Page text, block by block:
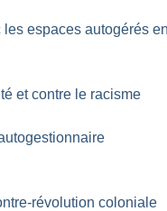
espaces autogérés
et contre le racisme
révolution coloniale